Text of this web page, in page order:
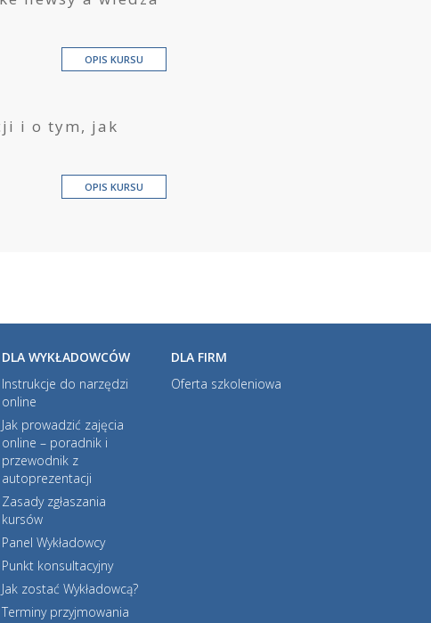
OPIS KURSU
i o tym, jak
OPIS KURSU
DLA WYKŁADOWCÓW
Instrukcje do narzędzi
online
Jak prowadzić zajęcia
online – poradnik i
przewodnik z
autoprezentacji
Zasady zgłaszania
kursów
Panel Wykładowcy
Punkt konsultacyjny
Jak zostać Wykładowcą?
Terminy przyjmowania
DLA FIRM
Oferta szkoleniowa